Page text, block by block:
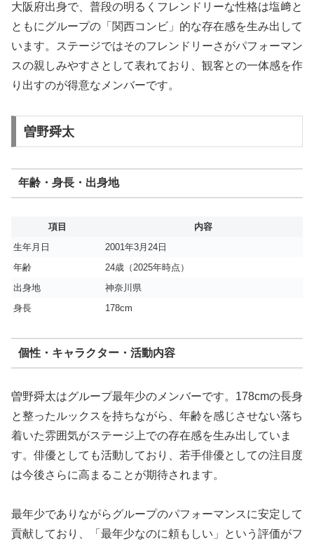
大阪府出身で、普段の明るくフレンドリーな性格は塩﨑と
ともにグループの「関西コンビ」的な存在感を生み出して
います。ステージではそのフレンドリーさがパフォーマン
スの親しみやすさとして表れており、観客との一体感を作
り出すのが得意なメンバーです。
曽野舜太
年齢・身長・出身地
項目
内容
生年月日
2001年3月24日
年齢
24歳（2025年時点）
出身地
神奈川県
身長
178cm
個性・キャラクター・活動内容
曽野舜太はグループ最年少のメンバーです。178cmの長身
と整ったルックスを持ちながら、年齢を感じさせない落ち
着いた雰囲気がステージ上での存在感を生み出していま
す。俳優としても活動しており、若手俳優としての注目度
は今後さらに高まることが期待されます。
最年少でありながらグループのパフォーマンスに安定して
貢献しており、「最年少なのに頼もしい」という評価がフ